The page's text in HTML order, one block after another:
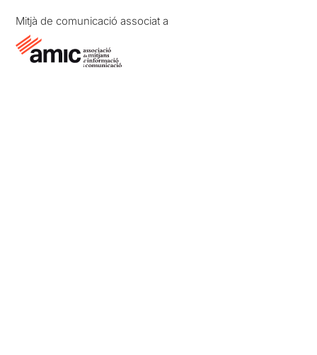
Mitjà de comunicació associat a